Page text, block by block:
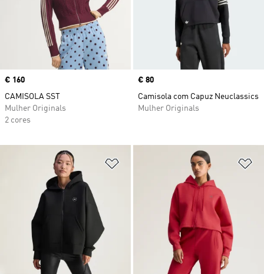
Price
€ 160
CAMISOLA SST
Mulher Originals
2 cores
Price
€ 80
Camisola com Capuz Neuclassics
Mulher Originals
Adicionar à Lista de Desejos